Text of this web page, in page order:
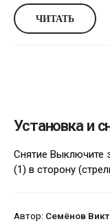
ЧИТАТЬ
Установка и
Снятие Выключите
(1) в сторону
Автор: Семёнов